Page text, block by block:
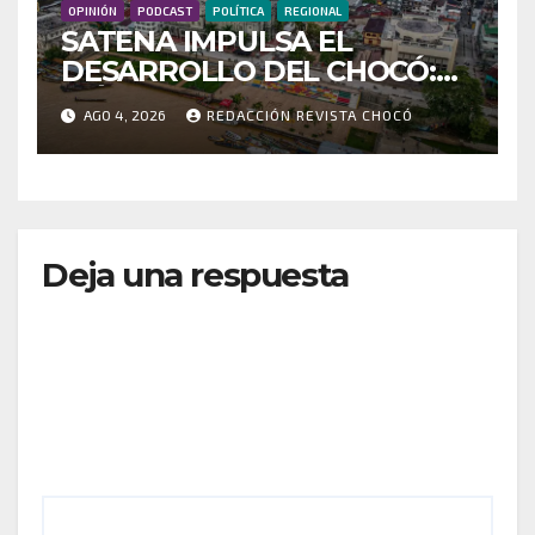
OPINIÓN PODCAST POLÍTICA REGIONAL
SATENA IMPULSA EL
DESARROLLO DEL CHOCÓ:
MÁS DE 35 MIL PASAJEROS
MOVILIZADOS Y NUEVAS
RUTAS FORTALECEN LA
AGO 4, 2026 REDACCIÓN REVISTA CHOCÓ
Deja una respuesta